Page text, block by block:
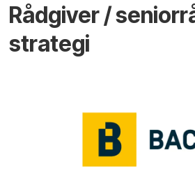
Rådgiver /
strategi